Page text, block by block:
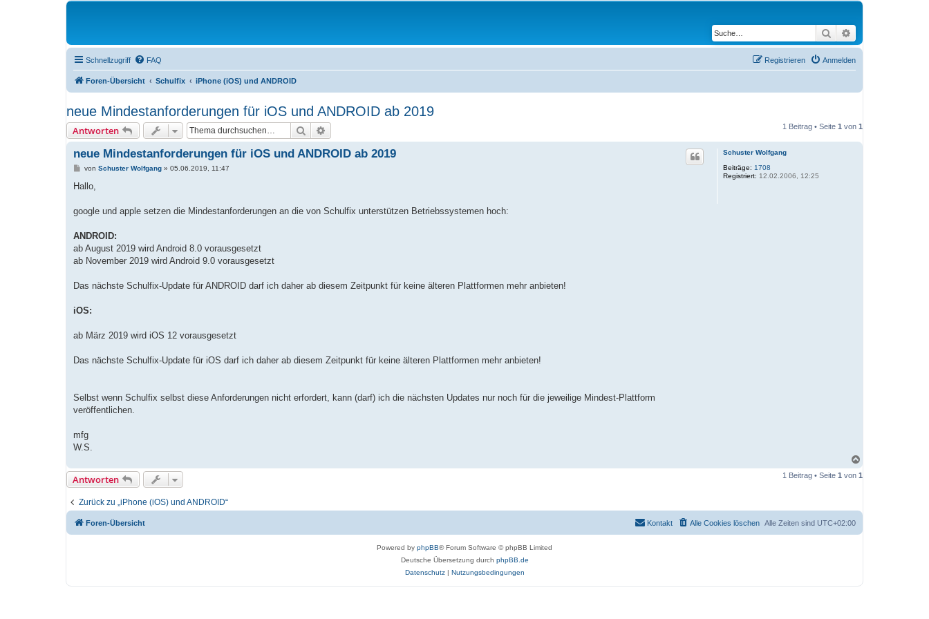
Suche
Schnellzugriff FAQ Anmelden
Registrieren
Foren-Übersicht Schulfix iPhone (iOS) und ANDROID
neue Mindestanforderungen für iOS und ANDROID ab 2019
Antworten Suche 1 Beitrag • Seite 1 von 1
Schuster Wolfgang
Beiträge: 1708
Registriert: 12.02.2006, 12:25
neue Mindestanforderungen für iOS und ANDROID ab 2019
B
i
a
von Schuster Wolfgang» 05.06.2019, 11:47
Hallo,
google und apple setzen die Mindestanforderungen an die von Schulfix unterstützen Betriebssystemen hoch:
ANDROID:
ab August 2019 wird Android 8.0 vorausgesetzt
ab November 2019 wird Android 9.0 vorausgesetzt
Das nächste Schulfix-Update für ANDROID darf ich daher ab diesem Zeitpunkt für keine älteren Plattformen mehr anbieten!
iOS:
ab März 2019 wird iOS 12 vorausgesetzt
Das nächste Schulfix-Update für iOS darf ich daher ab diesem Zeitpunkt für keine älteren Plattformen mehr anbieten!
Selbst wenn Schulfix selbst diese Anforderungen nicht erfordert, kann (darf) ich die nächsten Updates nur noch für die jeweilige Mindest-Plattform
veröffentlichen.
mfg
W.S.
c
e
Antworten 1 Beitrag • Seite 1 von 1
Zurück zu „iPhone (iOS) und ANDROID“
Foren-Übersicht Alle Zeiten sind UTC+02:00
Alle Cookies löschen
Kontakt
Powered by phpBB® Forum Software © phpBB Limited
Deutsche Übersetzung durch phpBB.de
Datenschutz| Nutzungsbedingungen